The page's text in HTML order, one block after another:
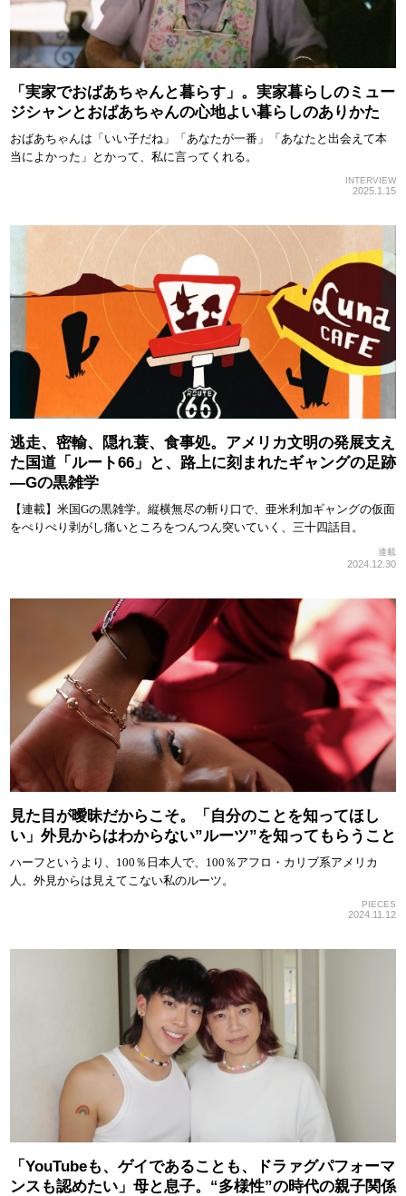
「実家でおばあちゃんと暮らす」。実家暮らしのミュー
ジシャンとおばあちゃんの心地よい暮らしのありかた
おばあちゃんは「いい子だね」「あなたが一番」「あなたと出会えて本
当によかった」とかって、私に言ってくれる。
INTERVIEW
2025.1.15
逃走、密輸、隠れ蓑、食事処。アメリカ文明の発展支え
た国道「ルート66」と、路上に刻まれたギャングの足跡
—Gの黒雑学
【連載】米国Gの黒雑学。縦横無尽の斬り口で、亜米利加ギャングの仮面
をぺりぺり剥がし痛いところをつんつん突いていく、三十四話目。
連載
2024.12.30
見た目が曖昧だからこそ。「自分のことを知ってほし
い」外見からはわからない”ルーツ”を知ってもらうこと
ハーフというより、100％日本人で、100％アフロ・カリブ系アメリカ
人。外見からは見えてこない私のルーツ。
PIECES
2024.11.12
「YouTubeも、ゲイであることも、ドラァグパフォーマ
ンスも認めたい」母と息子。“多様性”の時代の親子関係